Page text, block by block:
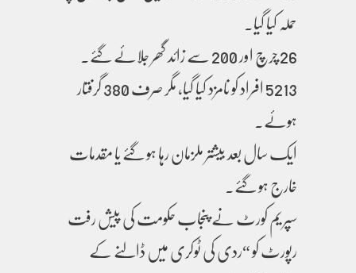
حملہ کیا گیا۔
26 چرچ اور 200 سے زائد گھر جلائے گئے۔
5213 افراد کو نامزد کیا گیا، مگر صرف 380 گرفتار
ہوئے۔
ایک سال بعد بیشتر ملزمان رہا ہو گئے یا مقدمات
خارج ہو گئے۔
سپریم کورٹ نے پنجاب حکومت کی پیش رفت
رپورٹ کو “ردی کی ٹوکری میں ڈالنے کے